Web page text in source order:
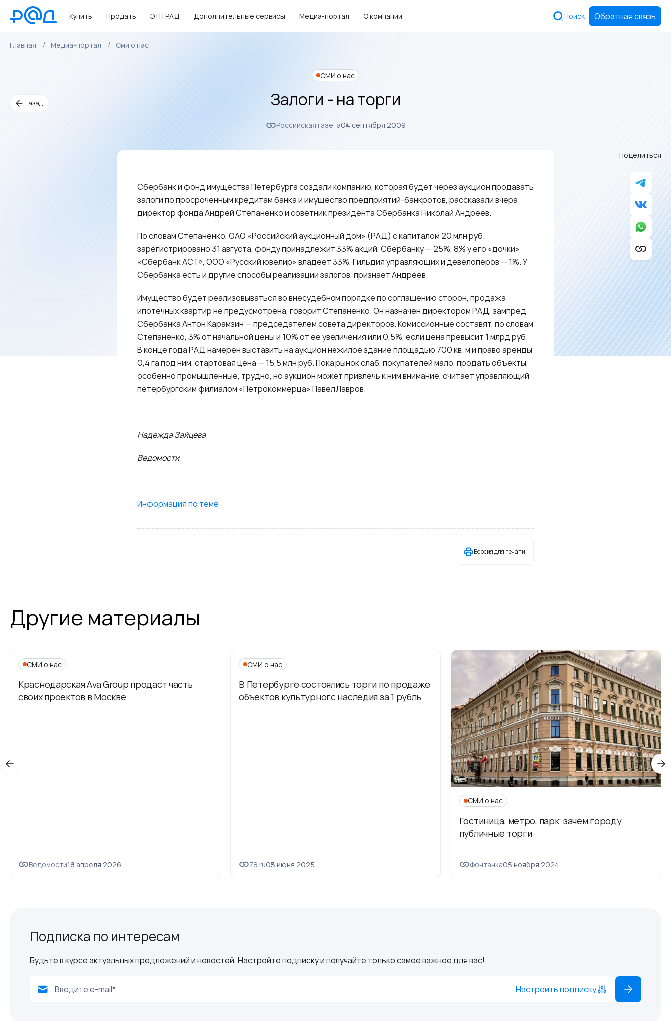
Купить Продать ЭТП РАД Дополнительные сервисы Медиа-портал О компании Поиск Обратная связь
Главная Медиа-портал Сми о нас
Назад
СМИ о нас
Залоги - на торги
Российская газета04 сентября 2009
Сбербанк и фонд имущества Петербурга создали компанию, которая будет через аукцион продавать
залоги по просроченным кредитам банка и имущество предприятий-банкротов, рассказали вчера
директор фонда Андрей Степаненко и советник президента Сбербанка Николай Андреев.
По словам Степаненко, ОАО «Российский аукционный дом» (РАД) с капиталом 20 млн руб.
зарегистрировано 31 августа, фонду принадлежит 33% акций, Сбербанку — 25%, 8% у его «дочки»
«Сбербанк АСТ», ООО «Русский ювелир» владеет 33%, Гильдия управляющих и девелоперов — 1%. У
Сбербанка есть и другие способы реализации залогов, признает Андреев.
Имущество будет реализовываться во внесудебном порядке по соглашению сторон, продажа
ипотечных квартир не предусмотрена, говорит Степаненко. Он назначен директором РАД, зампред
Сбербанка Антон Карамзин — председателем совета директоров. Комиссионные составят, по словам
Степаненко, 3% от начальной цены и 10% от ее увеличения или 0,5%, если цена превысит 1 млрд руб.
В конце года РАД намерен выставить на аукцион нежилое здание площадью 700 кв. м и право аренды
0,4 га под ним, стартовая цена — 15,5 млн руб. Пока рынок слаб, покупателей мало, продать объекты,
особенно промышленные, трудно, но аукцион может привлечь к ним внимание, считает управляющий
петербургским филиалом «Петрокоммерца» Павел Лавров.
Надежда Зайцева
Ведомости
Информация по теме
Версия для печати
Поделиться
Другие материалы
СМИ о нас
Краснодарская Ava Group продаст часть
своих проектов в Москве
Ведомости16 апреля 2026
СМИ о нас
В Петербурге состоялись торги по продаже
объектов культурного наследия за 1 рубль
78.ru03 июня 2025
СМИ о нас
Гостиница, метро, парк: зачем городу
публичные торги
Фонтанка05 ноября 2024
Подписка по интересам
Будьте в курсе актуальных предложений и новостей. Настройте подписку и получайте только самое важное для вас!
Настроить подписку